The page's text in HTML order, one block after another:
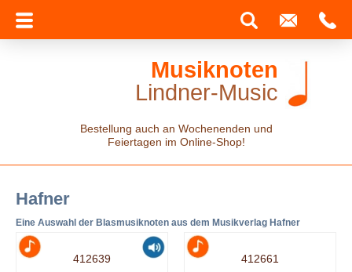
Musiknoten
Lindner-Music
Bestellung auch an Wochenenden und
Feiertagen im Online-Shop!
Hafner
Eine Auswahl der Blasmusiknoten aus dem Musikverlag Hafner
412639 412661